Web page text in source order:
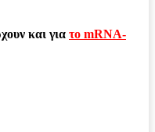
και για το mRNA-